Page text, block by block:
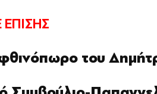
του